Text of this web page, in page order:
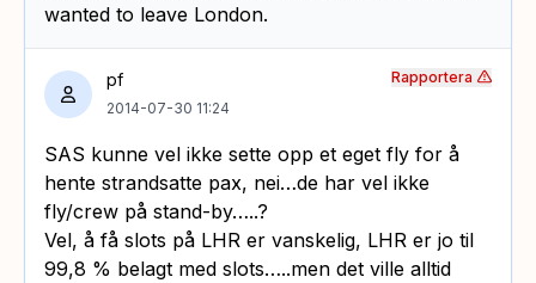
wanted to leave London.
pf
2014-07-30 11:24
SAS kunne vel ikke sette opp et eget fly for å
hente strandsatte pax, nei…de har vel ikke
fly/crew på stand-by…..?
Vel, å få slots på LHR er vanskelig, LHR er jo til
99,8 % belagt med slots…..men det ville alltid
Rapportera